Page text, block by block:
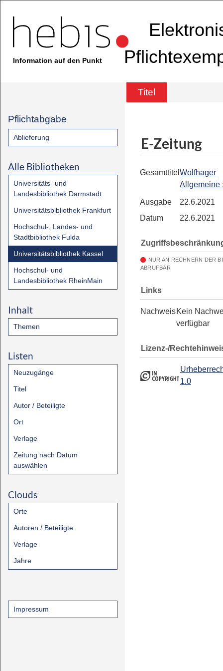
Information auf den Punkt
Titel
Pflichtabgabe
Ablieferung
Alle Bibliotheken
Universitäts- und
Landesbibliothek Darmstadt
Universitätsbibliothek Frankfurt
Hochschul-, Landes- und
Stadtbibliothek Fulda
Universitätsbibliothek Kassel
Hochschul- und
Landesbibliothek RheinMain
Inhalt
Themen
Listen
Neuzugänge
Titel
Autor / Beteiligte
Ort
Verlage
Zeitung nach Datum
auswählen
Clouds
Orte
Autoren / Beteiligte
Verlage
Jahre
Impressum
E-Zeitung
Gesamttitel Wolfhager
Allgemeine
Ausgabe
22.6.2021
Datum
22.6.2021
NUR AN RECHNERN DER
ABRUFBAR
Links
NachweisKein
verfügbar
Lizenz-/
1.0